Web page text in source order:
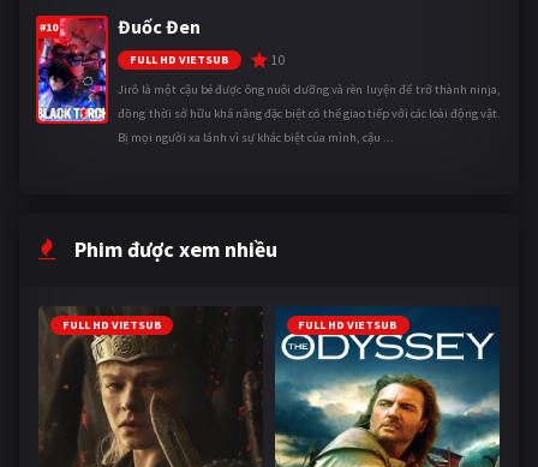
#10 Đuốc Đen
FULL HD VIETSUB 10
Jirô là một cậu bé được ông nuôi dưỡng và rèn luyện để trở thành ninja,
đồng thời sở hữu khả năng đặc biệt có thể giao tiếp với các loài động vật.
Bị mọi người xa lánh vì sự khác biệt của mình, cậu ...
Phim được xem nhiều
FULL HD VIETSUB FULL HD VIETSUB